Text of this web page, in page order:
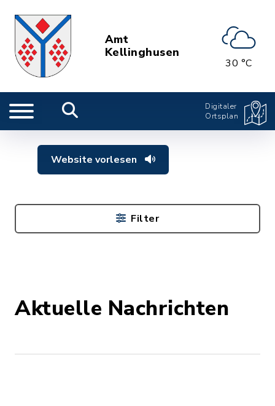
Amt
Kellinghusen
30 °C
Digitaler
Ortsplan
Website vorlesen
Aktuelle Nachrichten
Filter